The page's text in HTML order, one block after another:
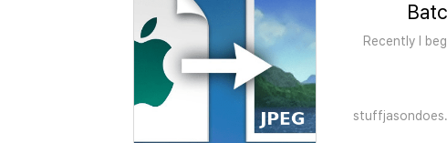
Recently I